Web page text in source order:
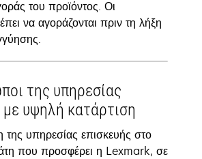
του προϊόντος. Οι
να αγοράζονται πριν τη λήξη
της υπηρεσίας
υψηλή κατάρτιση
υπηρεσίας επισκευής στο
που προσφέρει η Lexmark, σε